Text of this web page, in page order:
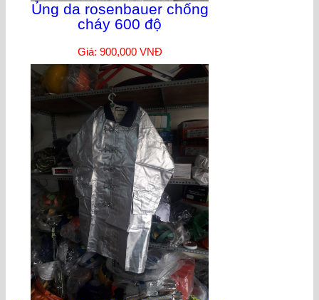
Ủng da rosenbauer chống
cháy 600 độ
Giá: 900,000 VNĐ